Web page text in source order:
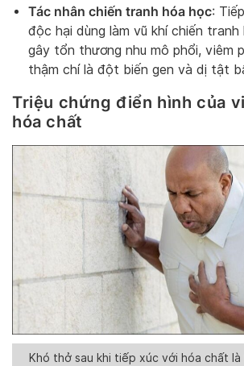
Tác nhân chiến tranh hóa học:
độc hại dùng làm vũ khí chiến
gây tổn thương nhu mô phổi, viêm
thậm chí là đột biến gen và dị tật
Triệu chứng điển hình của
hóa chất
Khó thở sau khi tiếp xúc với hóa chất